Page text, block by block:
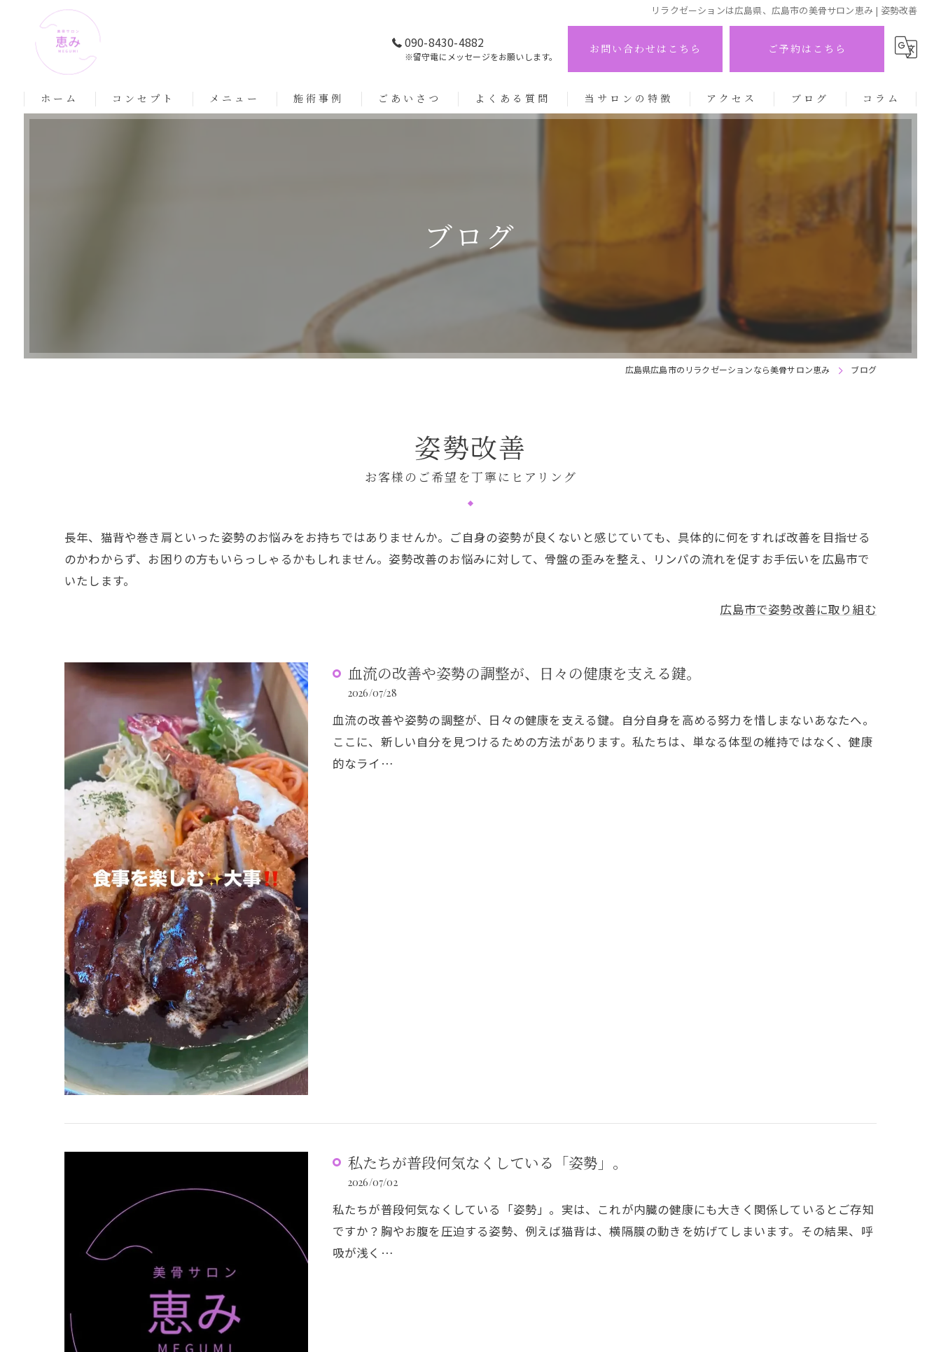
リラクゼーションは広島県、広島市の美骨サロン恵み | 姿勢改善
090-8430-4882
※留守電にメッセージをお願いします。
お問い合わせはこちら ご予約はこちら
ホーム コンセプト メニュー 施術事例 ごあいさつ よくある質問 当サロンの特徴 アクセス ブログ コラム
ブログ
広島県広島市のリラクゼーションなら美骨サロン恵み ブログ
姿勢改善
お客様のご希望を丁寧にヒアリング
長年、猫背や巻き肩といった姿勢のお悩みをお持ちではありませんか。ご自身の姿勢が良くないと感じていても、具体的に何をすれば改善を目指せる
のかわからず、お困りの方もいらっしゃるかもしれません。姿勢改善のお悩みに対して、骨盤の歪みを整え、リンパの流れを促すお手伝いを広島市で
いたします。
広島市で姿勢改善に取り組む
血流の改善や姿勢の調整が、日々の健康を支える鍵。
2026/07/28
血流の改善や姿勢の調整が、日々の健康を支える鍵。自分自身を高める努力を惜しまないあなたへ。
ここに、新しい自分を見つけるための方法があります。私たちは、単なる体型の維持ではなく、健康
的なライ…
私たちが普段何気なくしている「姿勢」。
2026/07/02
私たちが普段何気なくしている「姿勢」。実は、これが内臓の健康にも大きく関係しているとご存知
ですか？胸やお腹を圧迫する姿勢、例えば猫背は、横隔膜の動きを妨げてしまいます。その結果、呼
吸が浅く…